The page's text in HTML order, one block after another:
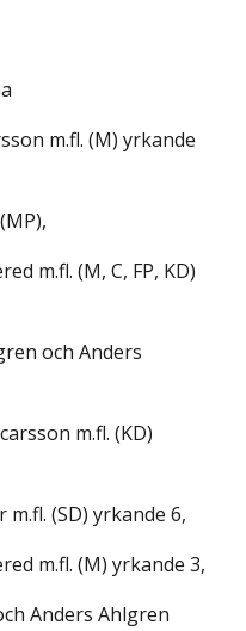
m.fl. (M) yrkande
m.fl. (M, C, FP, KD)
och Anders
m.fl. (KD)
m.fl. (SD) yrkande 6,
m.fl. (M) yrkande 3,
Anders Ahlgren